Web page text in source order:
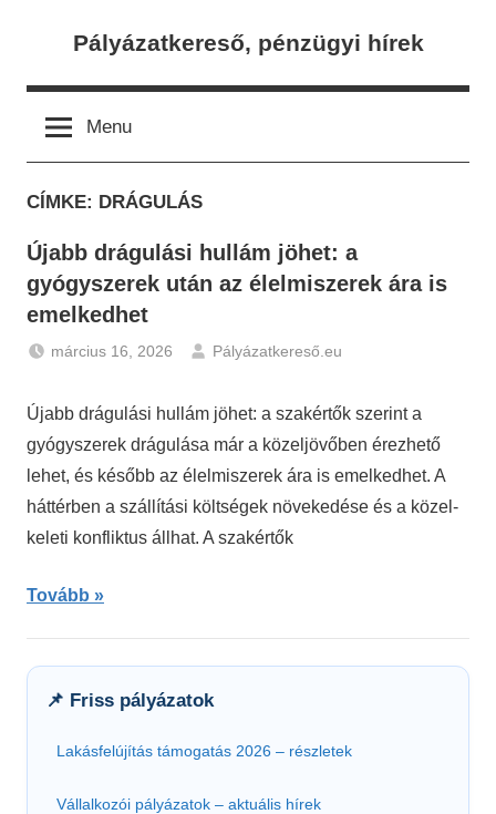
Pályázatkereső, pénzügyi hírek
Menu
CÍMKE: DRÁGULÁS
Újabb drágulási hullám jöhet: a
gyógyszerek után az élelmiszerek ára is
emelkedhet
március 16, 2026
Pályázatkereső.eu
Hírek
Újabb drágulási hullám jöhet: a szakértők szerint a
gyógyszerek drágulása már a közeljövőben érezhető
lehet, és később az élelmiszerek ára is emelkedhet. A
háttérben a szállítási költségek növekedése és a közel-
keleti konfliktus állhat. A szakértők
Tovább
📌 Friss pályázatok
Lakásfelújítás támogatás 2026 – részletek
Vállalkozói pályázatok – aktuális hírek